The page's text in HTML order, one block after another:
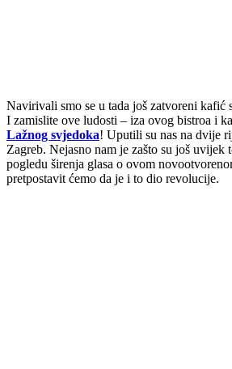
Navirivali smo se u tada još zatvoreni kafić
I zamislite ove ludosti – iza ovog bistroa i
Lažnog svjedoka! Uputili su nas na dvije
Zagreb. Nejasno nam je zašto su još uvijek
pogledu širenja glasa o ovom
pretpostavit ćemo da je i to dio revolucije.